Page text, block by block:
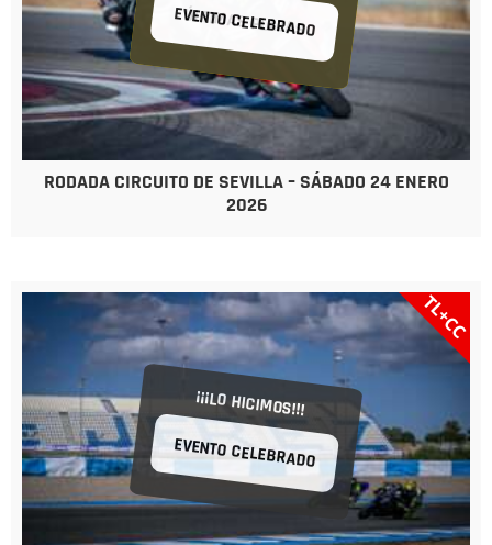
ÚLTIMAS PLAZAS
EVENTO CELEBRADO
RODADA CIRCUITO DE SEVILLA – SÁBADO 24 ENERO
2026
¡¡¡LO HICIMOS!!!
EVENTO CELEBRADO
TL+CC